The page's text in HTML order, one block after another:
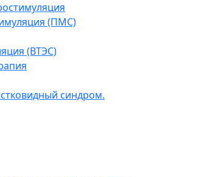
(ПМС)
(ВТЭС)
синдром.